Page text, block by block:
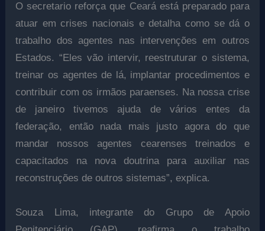
O secretario reforça que Ceará está preparado para
atuar em crises nacionais e detalha como se dá o
trabalho dos agentes nas intervenções em outros
Estados. “Eles vão intervir, reestruturar o sistema,
treinar os agentes de lá, implantar procedimentos e
contribuir com os irmãos paraenses. Na nossa crise
de janeiro tivemos ajuda de vários entes da
federação, então nada mais justo agora do que
mandar nossos agentes cearenses treinados e
capacitados na nova doutrina para auxiliar nas
reconstruções de outros sistemas”, explica.
Souza Lima, integrante do Grupo de Apoio